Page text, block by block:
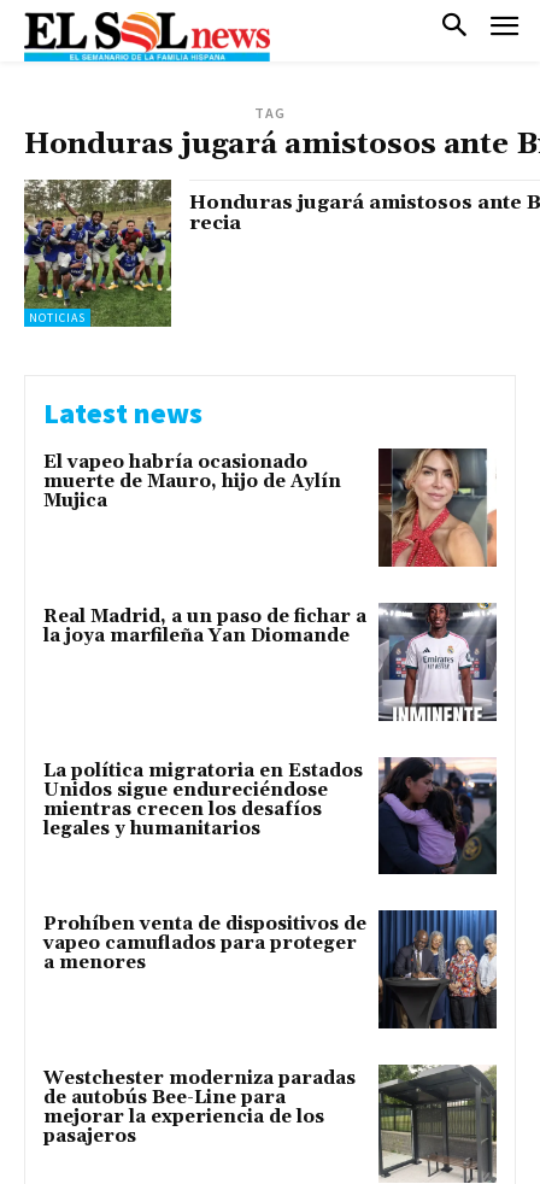
TAG
Honduras jugará amistosos ante
NOTICIAS
Honduras jugará amistosos ante
recia
Latest news
El vapeo habría ocasionado
muerte de Mauro, hijo de Aylín
Mujica
Real Madrid, a un paso de fichar a
la joya marfileña Yan Diomande
La política migratoria en Estados
Unidos sigue endureciéndose
mientras crecen los desafíos
legales y humanitarios
Prohíben venta de dispositivos de
vapeo camuflados para proteger
a menores
Westchester moderniza paradas
de autobús Bee-Line para
mejorar la experiencia de los
pasajeros